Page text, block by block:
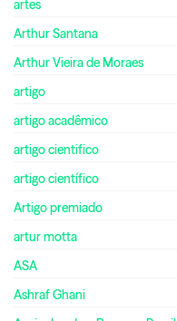
artes
Arthur Santana
Arthur Vieira de Moraes
artigo
artigo acadêmico
artigo cientifico
artigo científico
Artigo premiado
artur motta
ASA
Ashraf Ghani